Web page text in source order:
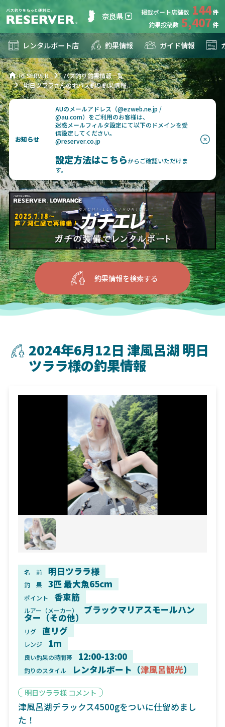
奈良県 掲載ボート店舗数 144
釣果投稿数 5,407
レンタルボート店 釣果情報 ガイド情報
RESERVER
バス釣り釣果情報一覧
明日ツララさんの地バス釣り釣果情報
お知らせ
AUのメールアドレス（@ezweb.ne.jp /
@au.com）をご利用のお客様は、
迷惑メールフィルタ設定にて以下のドメインを受
信設定してください。
@reserver.co.jp
設定方法はこちらからご確認いただけま
す。
釣果情報を検索する
2024年6月12日 津風呂湖 明日
ツララ様の釣果情報
名 前 明日ツララ様
釣 果 3匹 最大魚65cm
ポイント 香束筋
ルアー（メーカー） ブラックマリアスモールハン
ター（その他）
リグ 直リグ
レンジ 1m
良い釣果の時間帯 12:00-13:00
釣りのスタイル レンタルボート（津風呂観光）
明日ツララ様 コメント
津風呂湖デラックス4500gをついに仕留めまし
た！